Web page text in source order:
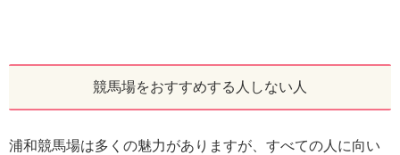
競馬場をおすすめする人しない人
浦和競馬場は多くの魅力がありますが、すべての人に向い